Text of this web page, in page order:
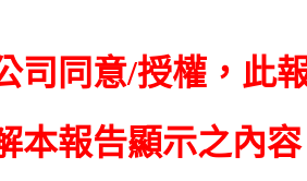
司同意/授權，此
本報告顯示之內